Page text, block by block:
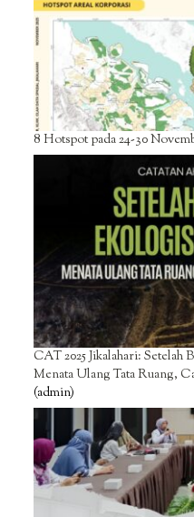
8 Hotspot pada 24-30
CAT 2025 Jikalahari: Setelah
Menata Ulang Tata Ruang,
(admin)